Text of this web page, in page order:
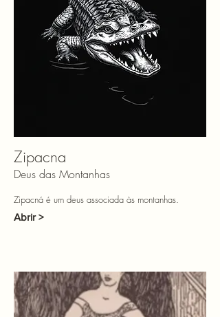
Zipacna
Deus das Montanhas
Zipacná é um deus associada às montanhas.
Abrir >